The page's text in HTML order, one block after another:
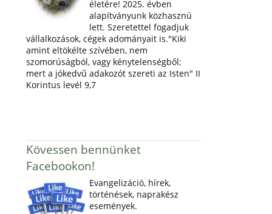
életére! 2025. évben
alapítványunk közhasznú
lett. Szeretettel fogadjuk
vállalkozások, cégek adományait is."Kiki
amint eltökélte szívében, nem
szomorúságból, vagy kénytelenségből;
mert a jókedvű adakozót szereti az Isten" II
Korintus levél 9,7
Kövessen bennünket
Facebookon!
Evangelizáció, hírek,
történések, naprakész
események.